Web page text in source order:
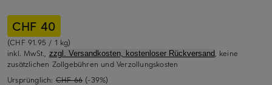
CHF 40
(CHF 91.95 / 1 kg)
inkl. MwSt., zzgl. Versandkosten, kostenloser Rückversand, keine
zusätzlichen Zollgebühren und Verzollungskosten
Ursprünglich: CHF 66 (-39%)